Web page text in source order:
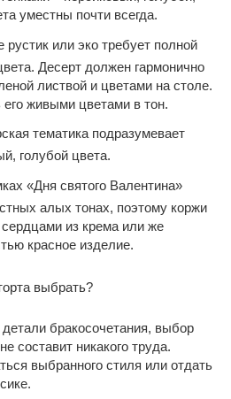
уместны почти всегда.
или эко требует полной
Десерт должен гармонично
листвой и цветами на столе.
живыми цветами в тон.
тематика подразумевает
голубой цвета.
«Дня святого Валентина»
алых тонах, поэтому коржи
из крема или же
красное изделие.
выбрать?
бракосочетания, выбор
составит никакого труда.
выбранного стиля или отдать